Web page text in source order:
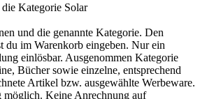
Kategorie Solar
und die genannte Kategorie. Den
du im Warenkorb eingeben. Nur ein
einlösbar. Ausgenommen Kategorie
Bücher sowie einzelne, entsprechend
Artikel bzw. ausgewählte Werbeware.
möglich. Keine Anrechnung auf